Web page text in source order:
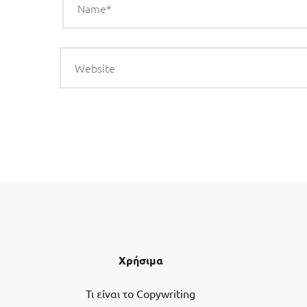
Χρήσιμα
Τι είναι το Copywriting